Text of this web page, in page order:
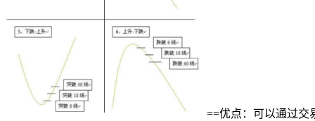
==优点：可以通过交